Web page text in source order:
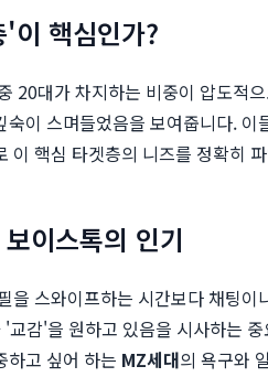
이 핵심인가?
20대가 차지하는 비중이 압도
숙이 스며들었음을 보여줍니다.
이 핵심 타겟층의 니즈를 정확히
이스톡의 인기
을 스와이프하는 시간보다 채팅
감'을 원하고 있음을 시사하는
하고 싶어 하는 MZ세대의 욕구와